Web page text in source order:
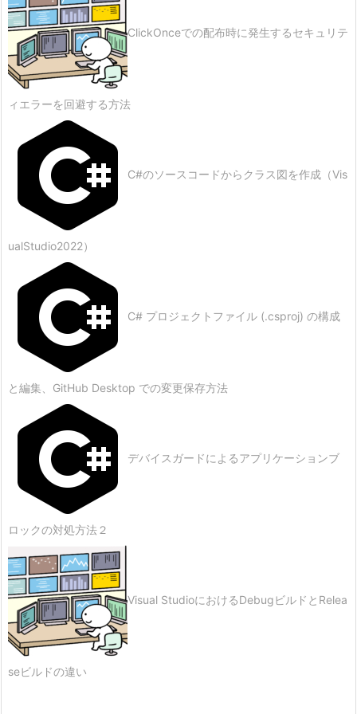
ClickOnceでの配布時に発生するセキュリテ
ィエラーを回避する方法
C#のソースコードからクラス図を作成（Vis
ualStudio2022）
C# プロジェクトファイル (.csproj) の構成
と編集、GitHub Desktop での変更保存方法
デバイスガードによるアプリケーションブ
ロックの対処方法２
Visual StudioにおけるDebugビルドとRelea
seビルドの違い